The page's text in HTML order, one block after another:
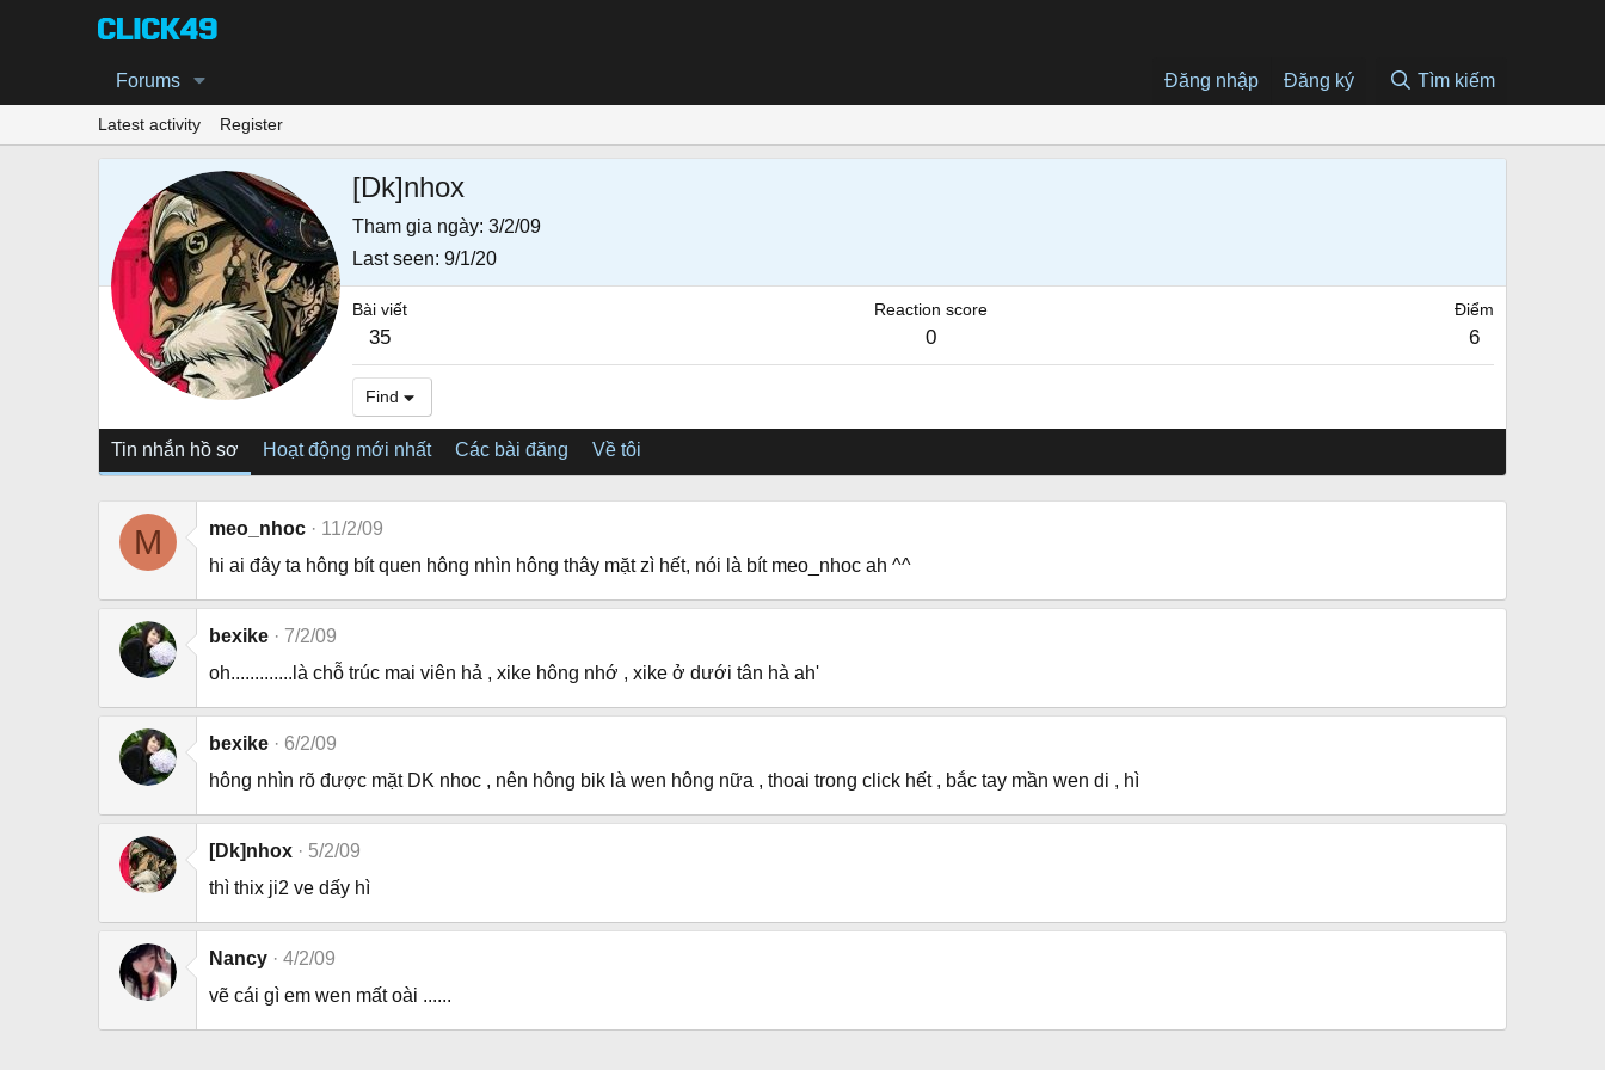
Forums Đăng nhập Đăng ký Tìm kiếm
Latest activity Register
[Dk]nhox
Tham gia ngày 3/2/09
Last seen 9/1/20
Bài viết
35
Reaction score
0
Điểm
6
Find
Tin nhắn hồ sơ Hoạt động mới nhất Các bài đăng Về tôi
M meo_nhoc
11/2/09
hi ai đây ta hông bít quen hông nhìn hông thây mặt zì hết, nói là bít meo_nhoc ah ^^
bexike
7/2/09
oh.............là chỗ trúc mai viên hả , xike hông nhớ , xike ở dưới tân hà ah'
bexike
6/2/09
hông nhìn rõ được mặt DK nhoc , nên hông bik là wen hông nữa , thoai trong click hết , bắc tay mần wen di , hì
[Dk]nhox
5/2/09
thì thix ji2 ve dấy hì
Nancy
4/2/09
vẽ cái gì em wen mất oài ......